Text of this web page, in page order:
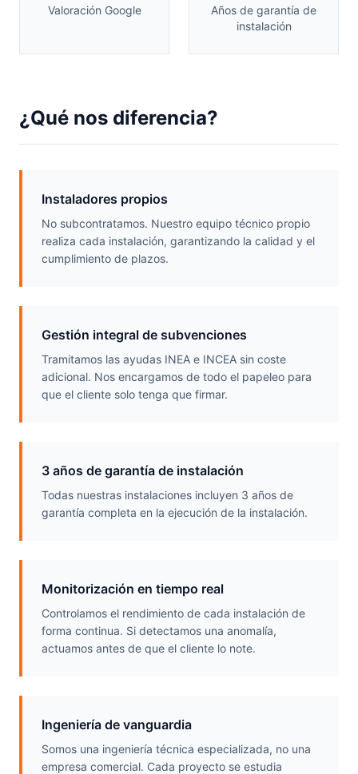
Valoración Google
Años de garantía de
instalación
¿Qué nos diferencia?
Instaladores propios
No subcontratamos. Nuestro equipo técnico propio
realiza cada instalación, garantizando la calidad y el
cumplimiento de plazos.
Gestión integral de subvenciones
Tramitamos las ayudas INEA e INCEA sin coste
adicional. Nos encargamos de todo el papeleo para
que el cliente solo tenga que firmar.
3 años de garantía de instalación
Todas nuestras instalaciones incluyen 3 años de
garantía completa en la ejecución de la instalación.
Monitorización en tiempo real
Controlamos el rendimiento de cada instalación de
forma continua. Si detectamos una anomalía,
actuamos antes de que el cliente lo note.
Ingeniería de vanguardia
Somos una ingeniería técnica especializada, no una
empresa comercial. Cada proyecto se estudia